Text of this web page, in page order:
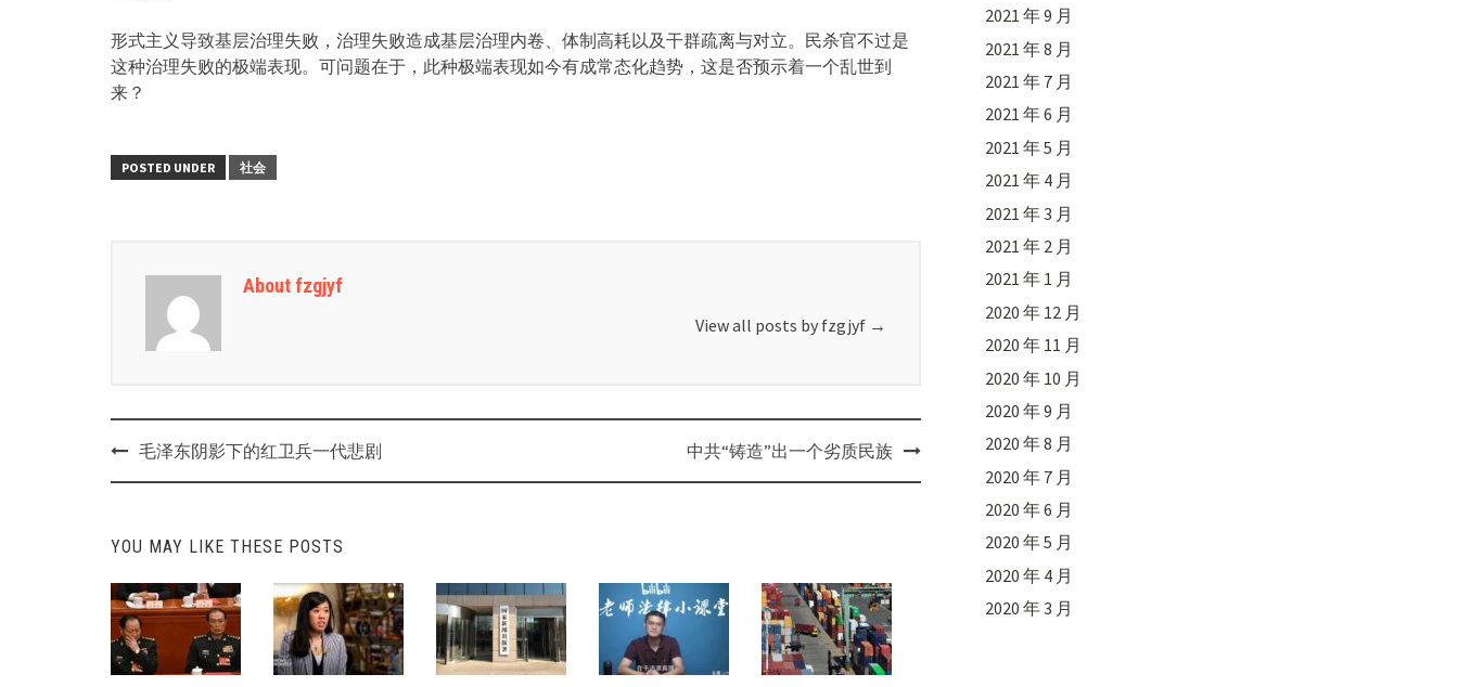
形式主义导致基层治理失败，治理失败造成基层治理内卷、体制高耗以及干群疏离与对立。民杀官不过是
这种治理失败的极端表现。可问题在于，此种极端表现如今有成常态化趋势，这是否预示着一个乱世到
来？
POSTED UNDER 社会
About fzgjyf
View all posts by fzgjyf →
Post毛泽东阴影下的红卫兵一代悲剧 中共“铸造”出一个劣质民族
YOU MAY LIKE THESE POSTS
2021 年 9 月
2021 年 8 月
2021 年 7 月
2021 年 6 月
2021 年 5 月
2021 年 4 月
2021 年 3 月
2021 年 2 月
2021 年 1 月
2020 年 12 月
2020 年 11 月
2020 年 10 月
2020 年 9 月
2020 年 8 月
2020 年 7 月
2020 年 6 月
2020 年 5 月
2020 年 4 月
2020 年 3 月